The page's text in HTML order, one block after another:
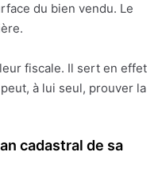
du bien vendu. Le
fiscale. Il sert en effet
à lui seul, prouver la
cadastral de sa